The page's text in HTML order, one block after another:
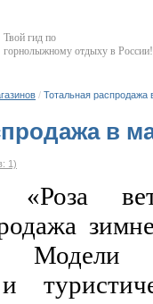
Твой гид по
горнолыжному отдыху в России!
/ Тотальная распродажа
в
1)